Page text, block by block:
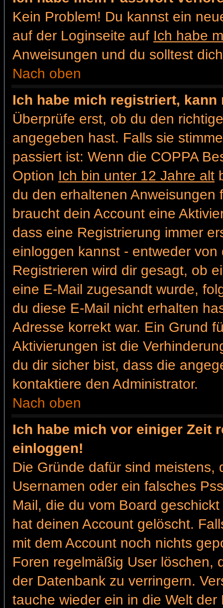
Kein Problem! Du kannst ein
auf der Loginseite auf Ich habe
Anweisungen und du solltest
Nach oben
Ich habe mich registriert,
Überprüfe erst, ob du den
angegeben hast. Falls sie
passiert ist: Wenn die COPPA
Option Ich bin unter 12 Jahre alt
du den erhaltenen
braucht dein Account eine
dass eine Registrierung immer
einloggen kannst - entweder
Registrieren wird dir gesagt, ob
eine E-Mail zugesandt wurde,
du diese E-Mail nicht erhalten
Adresse korrekt war. Ein Grund
Aktivierungen ist die
du dir sicher bist, dass die
kontaktiere den Administrator.
Nach oben
Ich habe mich vor einiger Zeit
einloggen!
Die Gründe dafür sind
Usernamen oder ein falsches
Mail, die du vom Board
hat deinen Account gelöscht.
mit dem Account noch nichts
Foren regelmäßig User löschen,
der Datenbank zu verringern.
tauche wieder ein in die Welt der